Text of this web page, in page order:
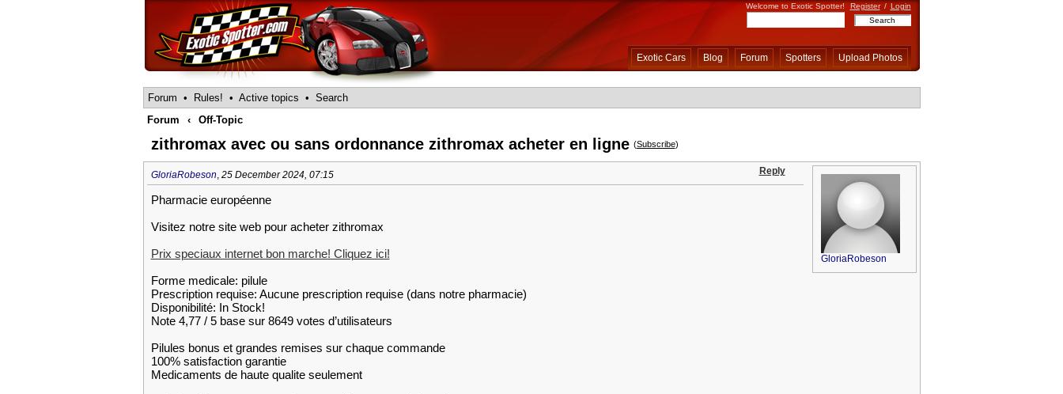
Welcome to Exotic Spotter! Register / Login
Exotic Cars Blog Forum Spotters Upload Photos
Forum • Rules! • Active topics • Search
Forum
‹ Off-Topic
zithromax avec ou sans ordonnance zithromax acheter en ligne (Subscribe)
GloriaRobeson, 25 December 2024, 07:15 Reply
Pharmacie européenne
Visitez notre site web pour acheter zithromax
Prix speciaux internet bon marche! Cliquez ici!
Forme medicale: pilule
Prescription requise: Aucune prescription requise (dans notre pharmacie)
Disponibilité: In Stock!
Note 4,77 / 5 base sur 8649 votes d’utilisateurs
Pilules bonus et grandes remises sur chaque commande
100% satisfaction garantie
Medicaments de haute qualite seulement
GloriaRobeson